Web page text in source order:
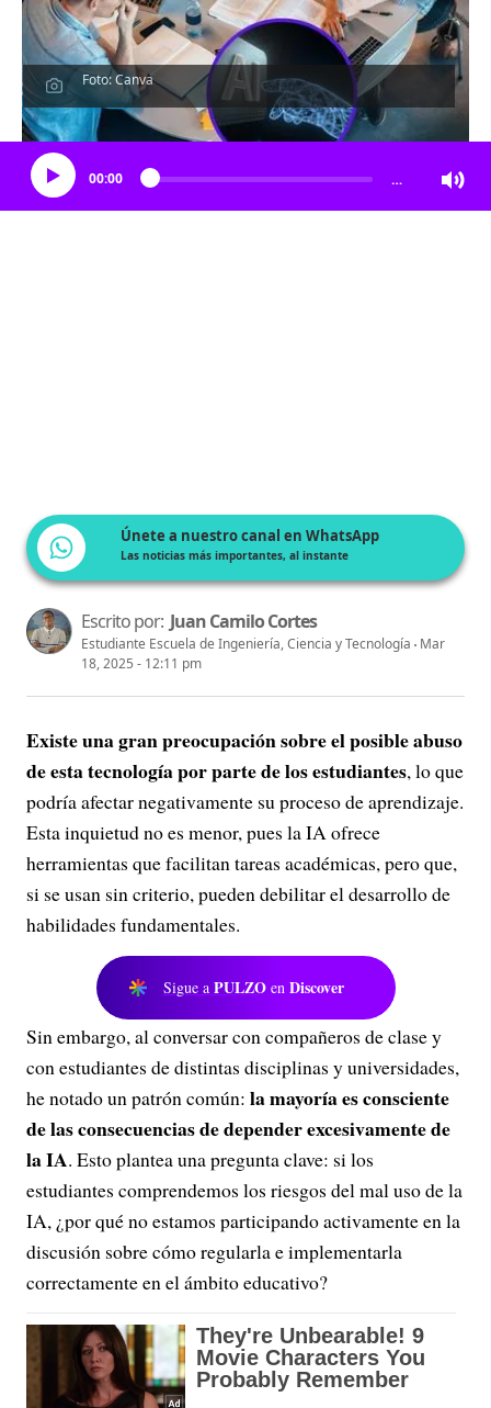
Foto: Canva
Escucha el artículo
00:00 …
Únete a nuestro canal en WhatsApp
Las noticias más importantes, al instante
Escrito por: Juan Camilo Cortes
Estudiante Escuela de Ingeniería, Ciencia y Tecnología Mar
18, 2025 - 12:11 pm
Existe una gran preocupación sobre el posible abuso
de esta tecnología por parte de los estudiantes, lo que
podría afectar negativamente su proceso de aprendizaje.
Esta inquietud no es menor, pues la IA ofrece
herramientas que facilitan tareas académicas, pero que,
si se usan sin criterio, pueden debilitar el desarrollo de
habilidades fundamentales.
Sigue a PULZO en Discover
Sin embargo, al conversar con compañeros de clase y
con estudiantes de distintas disciplinas y universidades,
he notado un patrón común: la mayoría es consciente
de las consecuencias de depender excesivamente de
la IA. Esto plantea una pregunta clave: si los
estudiantes comprendemos los riesgos del mal uso de la
IA, ¿por qué no estamos participando activamente en la
discusión sobre cómo regularla e implementarla
correctamente en el ámbito educativo?